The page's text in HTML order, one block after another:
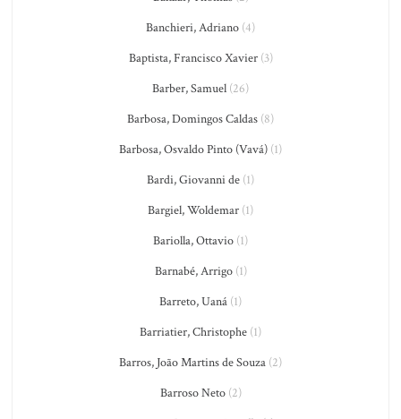
Banchieri, Adriano (4)
Baptista, Francisco Xavier(3)
Barber, Samuel (26)
Barbosa, Domingos Caldas (8)
Barbosa, Osvaldo Pinto (Vavá) (1)
Bardi, Giovanni de (1)
Bargiel, Woldemar (1)
Bariolla, Ottavio (1)
Barnabé, Arrigo(1)
Barreto, Uaná (1)
Barriatier, Christophe (1)
Barros, João Martins de Souza (2)
Barroso Neto(2)